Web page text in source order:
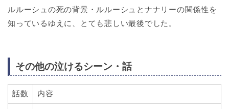
ルルーシュの死の背景・ルルーシュとナナリーの関係性を
知っているゆえに、とても悲しい最後でした。
その他の泣けるシーン・話
話数 内容